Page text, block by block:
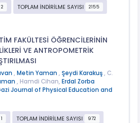
2 TOPLAM İNDİRİLME SAYISI 2155
FAKÜLTESİ ÖĞRENCİLERİNİN
VE ANTROPOMETRİK
, Metin Yaman , Şeydi Karakuş, C.
, Hamdi Cihan, Erdal Zorba
Journal of Physical Education and
1 TOPLAM İNDİRİLME SAYISI 972